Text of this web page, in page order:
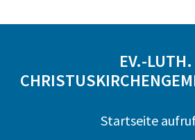
EV.-LUTH.
Startseite